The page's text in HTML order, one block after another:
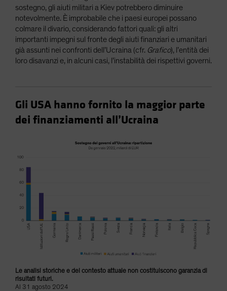
sostegno, gli aiuti militari a Kiev potrebbero diminuire
notevolmente. È improbabile che i paesi europei possano
colmare il divario, considerando fattori quali: gli altri
importanti impegni sul fronte degli aiuti finanziari e umanitari
già assunti nei confronti dell’Ucraina (cfr. Grafico), l’entità dei
loro disavanzi e, in alcuni casi, l’instabilità dei rispettivi governi.
Gli USA hanno fornito la maggior parte
dei finanziamenti all’Ucraina
Le analisi storiche e del contesto attuale non costituiscono garanzia di
risultati futuri.
Al 31 agosto 2024